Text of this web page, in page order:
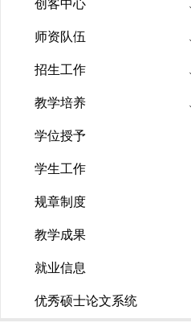
创客中心
师资队伍
招生工作
教学培养
学位授予
学生工作
规章制度
教学成果
就业信息
优秀硕士论文系统